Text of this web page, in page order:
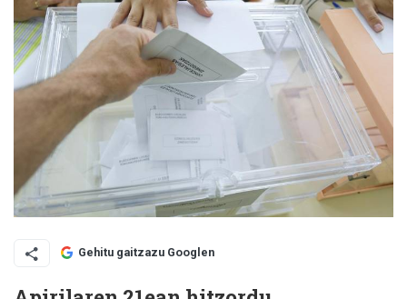
Gehitu gaitzazu Googlen